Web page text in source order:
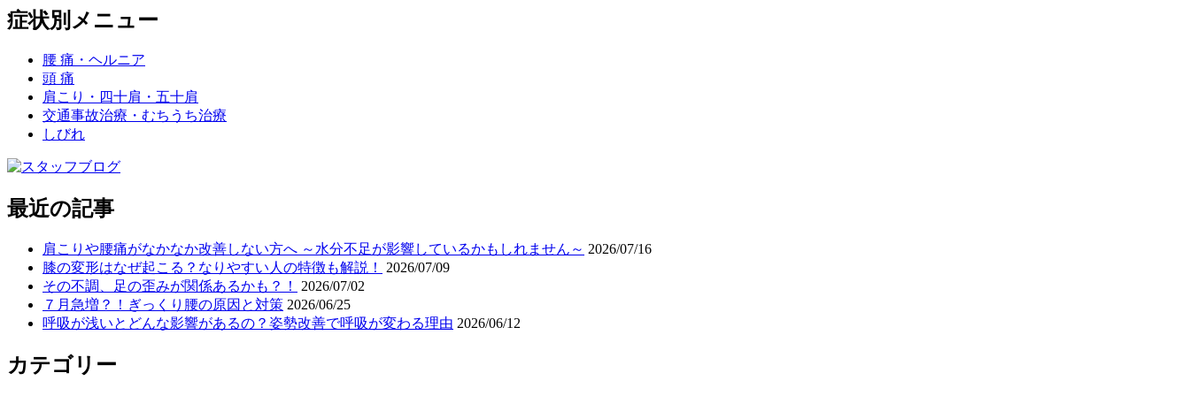
症状別メニュー
腰 痛・ヘルニア
頭 痛
肩こり・四十肩・五十肩
交通事故治療・むちうち治療
しびれ
最近の記事
肩こりや腰痛がなかなか改善しない方へ ～水分不足が影響しているかもしれません～ 2026/07/16
膝の変形はなぜ起こる？なりやすい人の特徴も解説！
2026/07/09
その不調、足の歪みが関係あるかも？！
2026/07/02
７月急増？！ぎっくり腰の原因と対策 2026/06/25
呼吸が浅いとどんな影響があるの？姿勢改善で呼吸が変わる理由 2026/06/12
カテゴリー